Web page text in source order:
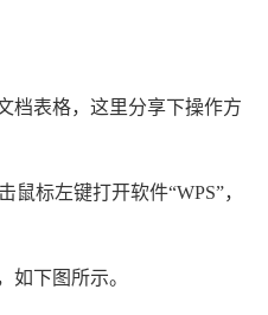
档表格，这里分享下操作方
标左键打开软件“WPS”，
如下图所示。